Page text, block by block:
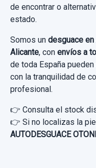
ELEVALUNAS
ELEVALUNAS
NISSAN X-
Garantía 1 año
Ref:661280
40,49 €
de encontrar o
estado.
Somos un desguace
Alicante, con envíos a
de toda España
con la tranquilidad de
profesional.
👉 Consulta el stock
👉 Si no localizas la
AUTODESGUACE